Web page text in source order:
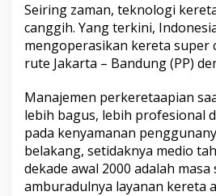
Seiring zaman, teknologi
canggih. Yang terkini,
mengoperasikan kereta super
rute Jakarta – Bandung (PP)
Manajemen perkeretaapian
lebih bagus, lebih profesional
pada kenyamanan
belakang, setidaknya medio
dekade awal 2000 adalah masa
amburadulnya layanan kereta